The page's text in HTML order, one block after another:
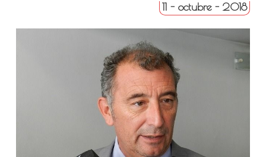
11 - octubre - 2018